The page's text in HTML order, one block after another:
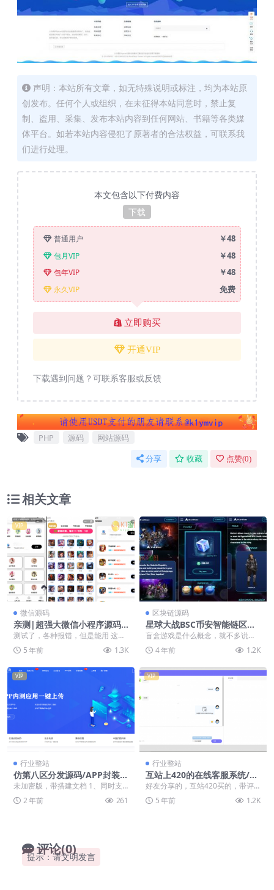
声明：本站所有文章，如无特殊说明或标注，均为本站原
创发布。任何个人或组织，在未征得本站同意时，禁止复
制、盗用、采集、发布本站内容到任何网站、书籍等各类媒
体平台。如若本站内容侵犯了原著者的合法权益，可联系我
们进行处理。
本文包含以下付费内容
下载
普通用户 ￥48
包月VIP ￥48
包年VIP ￥48
永久VIP 免费
立即购买
开通VIP
下载遇到问题？可联系客服或反馈
PHP 源码 网站源码
分享 收藏 点赞(0)
相关文章
VIP
微信源码
亲测|超强大微信小程序源码-
内含几十款功能王者战力查询
测试了，各种报错，但是能用 这是
一款特别强大的一款微信小程序源
码,初步算了一下,...
5 年前 1.3K
区块链源码
星球大战BSC币安智能链区块
链盲盒游戏内附搭建教程
盲盒游戏是什么概念，就不多说
了。这就是把盲盒搬到了区块链上
而已，只支持BSC币安...
4 年前 1.2K
VIP
行业整站
仿第八区分发源码/APP封装打
包/ios免签封装打包/H5封装
未加密版，带搭建文档 1、同时支
持安卓、苹果和免签描述上传 2、
支持安卓苹果合并...
2 年前 261
VIP
行业整站
互站上420的在线客服系统/带
评价系统
好友分享的，互站420买的，带评
价系统，新版的。和匠禾不太一
样，东西如下图:
5 年前 1.2K
评论(0)
提示：请文明发言